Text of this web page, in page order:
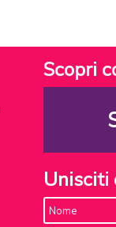
Scopri
Unisciti